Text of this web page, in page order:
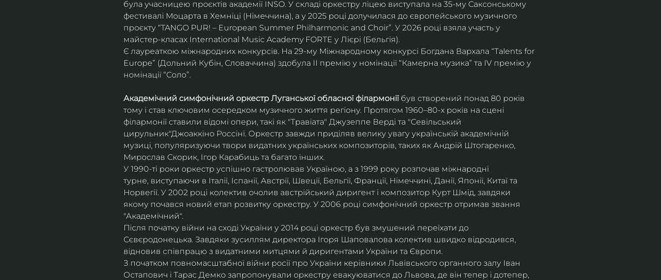
була учасницею проєктів академії INSO. У складі оркестру ліцею виступала на 35-му Саксонському
фестивалі Моцарта в Хемніці (Німеччина), а у 2025 році долучилася до європейського музичного
проєкту “TANGO PUR! – European Summer Philharmonic and Choir”. У 2026 році взяла участь у
майстер-класах International Music Academy FORTE у Лієрі (Бельгія).
Є лауреаткою міжнародних конкурсів. На 29-му Міжнародному конкурсі Богдана Вархала “Talents for
Europe” (Дольний Кубін, Словаччина) здобула ІІ премію у номінації “Камерна музика” та IV премію у
номінації “Соло”.
Академічний симфонічний оркестр Луганської обласної філармонії був створений понад 80 років
тому і став ключовим осередком музичного життя регіону. Протягом 1960–80-х років на сцені
філармонії ставили відомі опери, такі як "Травіата" Джузеппе Верді та "Севільський
цирульник"Джоаккіно Россіні. Оркестр завжди приділяв велику увагу українській академічній
музиці, популяризуючи твори видатних українських композиторів, таких як Андрій Штогаренко,
Мирослав Скорик, Ігор Карабиць та багато інших.
У 1990-ті роки оркестр успішно гастролював Україною, а з 1999 року розпочав міжнародні
турне, виступаючи в Італії, Іспанії, Австрії, Швеції, Бельгії, Франції, Німеччині, Данії, Японії, Китаї та
Норвегії. У 2002 році колектив очолив австрійський диригент і композитор Курт Шмід, завдяки
якому почався новий етап розвитку оркестру. У 2006 році симфонічний оркестр отримав звання
"Академічний".
Після початку війни на сході України у 2014 році оркестр був змушений переїхати до
Сєвєродонецька. Завдяки зусиллям директора Ігоря Шаповалова колектив швидко відродився,
відновив співпрацю з видатними митцями й диригентами України та Європи.
З початком повномасштабної війни росії про України керівники Львівського органного залу Іван
Остапович і Тарас Демко запропонували оркестру евакуюватися до Львова, де він тепер і дотепер,